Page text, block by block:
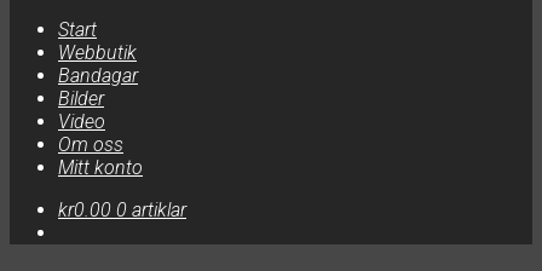
Start
Webbutik
Bandagar
Bilder
Video
Om oss
Mitt konto
kr0.00 0 artiklar